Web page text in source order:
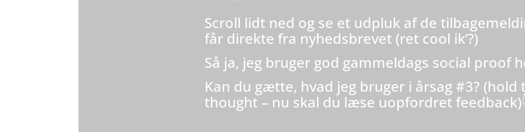
Scroll lidt ned og se et udpluk af de
får direkte fra nyhedsbrevet (ret cool ik’?)
Så ja, jeg bruger god gammeldags social proof
Kan du gætte, hvad jeg bruger i årsag #3? (hold
thought – nu skal du læse uopfordret